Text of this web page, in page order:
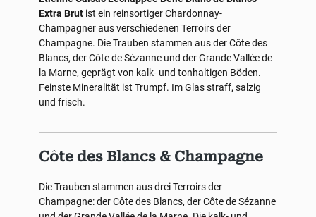
Extra Brut ist ein reinsortiger Chardonnay-
Champagner aus verschiedenen Terroirs der
Champagne. Die Trauben stammen aus der Côte des
Blancs, der Côte de Sézanne und der Grande Vallée de
la Marne, geprägt von kalk- und tonhaltigen Böden.
Feinste Mineralität ist Trumpf. Im Glas straff, salzig
und frisch.
Côte des Blancs & Champagne
Die Trauben stammen aus drei Terroirs der
Champagne: der Côte des Blancs, der Côte de Sézanne